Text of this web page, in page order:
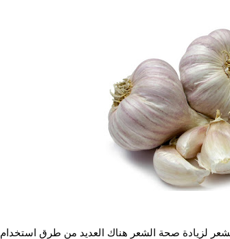
لزيادة صحة الشعر هناك العديد من طرق استخدام